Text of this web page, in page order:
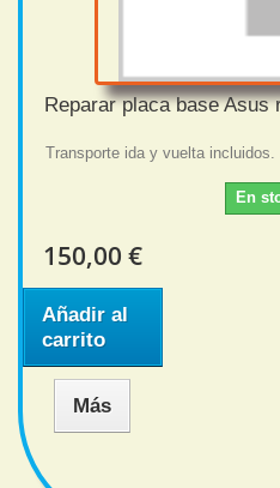
Reparar placa base
Transporte ida y vuelta
En
150,00 €
Añadir al
carrito
Más